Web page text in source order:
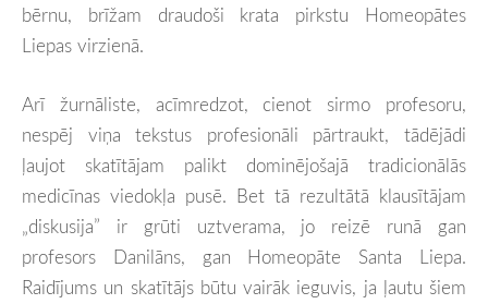
bērnu, brīžam draudoši krata pirkstu Homeopātes
Liepas virzienā.
Arī žurnāliste, acīmredzot, cienot sirmo profesoru,
nespēj viņa tekstus profesionāli pārtraukt, tādējādi
ļaujot skatītājam palikt dominējošajā tradicionālās
medicīnas viedokļa pusē. Bet tā rezultātā klausītājam
„diskusija” ir grūti uztverama, jo reizē runā gan
profesors Danilāns, gan Homeopāte Santa Liepa.
Raidījums un skatītājs būtu vairāk ieguvis, ja ļautu šiem